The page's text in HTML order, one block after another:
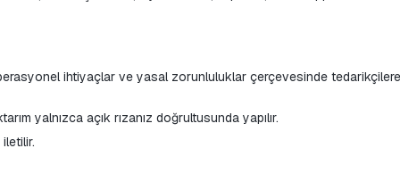
ihtiyaçlar ve yasal zorunluluklar çerçevesinde
yalnızca açık rızanız doğrultusunda yapılır.